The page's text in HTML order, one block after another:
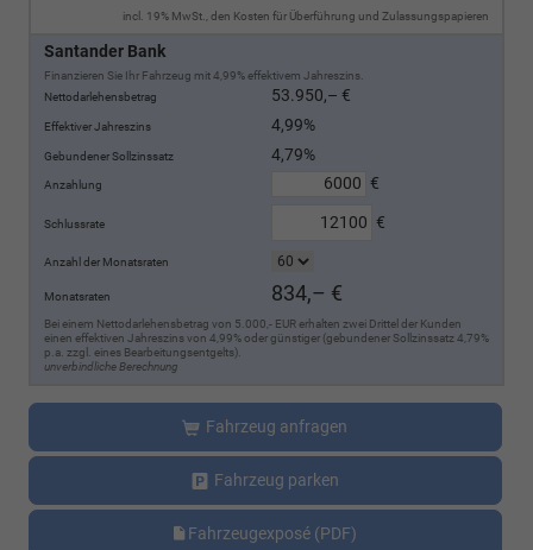
incl. 19% MwSt., den Kosten für Überführung und Zulassungspapieren
Santander Bank
Finanzieren Sie Ihr Fahrzeug mit 4,99% effektivem Jahreszins.
Nettodarlehensbetrag
53.950,– €
Effektiver Jahreszins 4,99%
Gebundener Sollzinssatz 4,79%
Anzahlung €
Schlussrate €
Anzahl der Monatsraten
Monatsraten 834,– €
Bei einem Nettodarlehensbetrag von 5.000,- EUR erhalten zwei Drittel der Kunden
einen effektiven Jahreszins von 4,99% oder günstiger (gebundener Sollzinssatz 4,79%
p.a. zzgl. eines Bearbeitungsentgelts).
unverbindliche Berechnung
Fahrzeug anfragen
Fahrzeug parken
Fahrzeugexposé (PDF)